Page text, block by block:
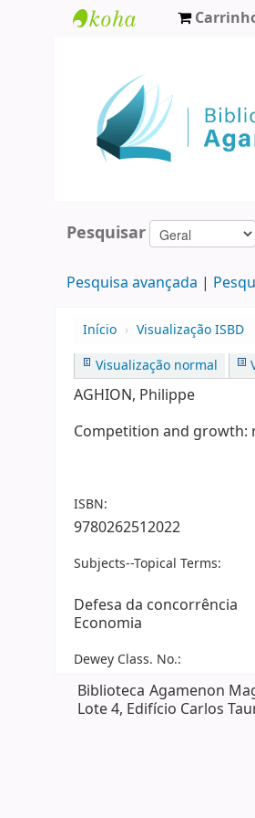
Agamenon
Magalhães
Pesquisar
Pesquisa avançada
Início › Visualização ISBD
Visualização normal
AGHION, Philippe
Competition and growth:
ISBN:
9780262512022
Subjects--Topical Terms:
Defesa da concorrência
Economia
Dewey Class. No.:
Biblioteca Agamenon
Lote 4, Edifício Carlos